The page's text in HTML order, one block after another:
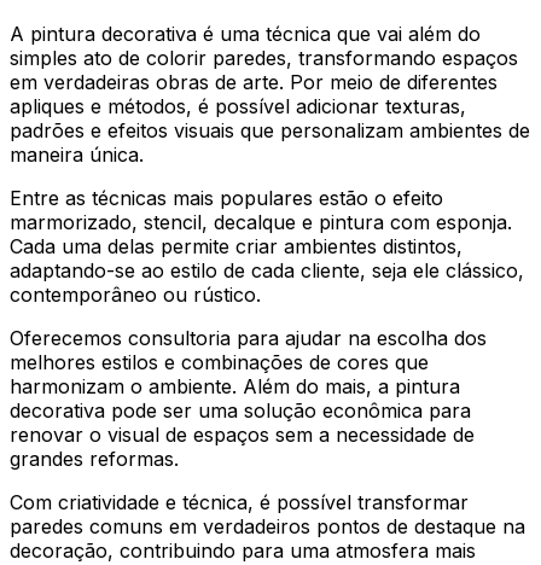
A pintura decorativa é uma técnica que vai além do
simples ato de colorir paredes, transformando espaços
em verdadeiras obras de arte. Por meio de diferentes
apliques e métodos, é possível adicionar texturas,
padrões e efeitos visuais que personalizam ambientes de
maneira única.
Entre as técnicas mais populares estão o efeito
marmorizado, stencil, decalque e pintura com esponja.
Cada uma delas permite criar ambientes distintos,
adaptando-se ao estilo de cada cliente, seja ele clássico,
contemporâneo ou rústico.
Oferecemos consultoria para ajudar na escolha dos
melhores estilos e combinações de cores que
harmonizam o ambiente. Além do mais, a pintura
decorativa pode ser uma solução econômica para
renovar o visual de espaços sem a necessidade de
grandes reformas.
Com criatividade e técnica, é possível transformar
paredes comuns em verdadeiros pontos de destaque na
decoração, contribuindo para uma atmosfera mais